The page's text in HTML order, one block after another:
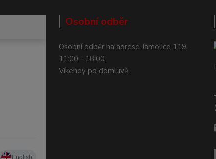
Osobní odběr
Osobní odběr na adrese Jamolice 119.
11:00 - 18:00.
Víkendy po domluvě.